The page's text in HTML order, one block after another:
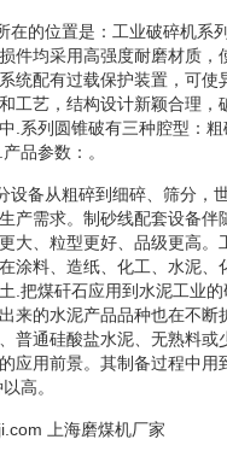
在的位置是：工业破碎机系
件均采用高强度耐磨材质
统配有过载保护装置，可
工艺，结构设计新颖合理
.系列圆锥破有三种腔型：
品参数：。
设备从粗碎到细碎、筛分，
产需求。制砂线配套设备
大、粒型更好、品级更高
涂料、造纸、化工、水泥
.把煤矸石应用到水泥工业
来的水泥产品品种也在不
普通硅酸盐水泥、无熟料或
应用前景。其制备过程中
高。
上海磨煤机厂家